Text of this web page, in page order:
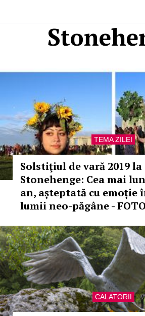
TEMA ZILEI
Solstiţiul de vară 2019 la
Stonehenge: Cea mai
an, așteptată cu emoție
lumii neo-păgâne - FOTO
CALATORII